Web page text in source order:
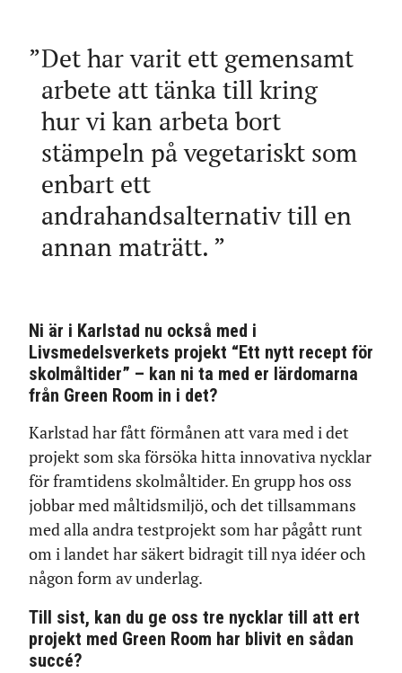
Det har varit ett gemensamt
arbete att tänka till kring
hur vi kan arbeta bort
stämpeln på vegetariskt som
enbart ett
andrahandsalternativ till en
annan maträtt.
Ni är i Karlstad nu också med i
Livsmedelsverkets projekt “Ett nytt recept för
skolmåltider” – kan ni ta med er lärdomarna
från Green Room in i det?
Karlstad har fått förmånen att vara med i det
projekt som ska försöka hitta innovativa nycklar
för framtidens skolmåltider. En grupp hos oss
jobbar med måltidsmiljö, och det tillsammans
med alla andra testprojekt som har pågått runt
om i landet har säkert bidragit till nya idéer och
någon form av underlag.
Till sist, kan du ge oss tre nycklar till att ert
projekt med Green Room har blivit en sådan
succé?